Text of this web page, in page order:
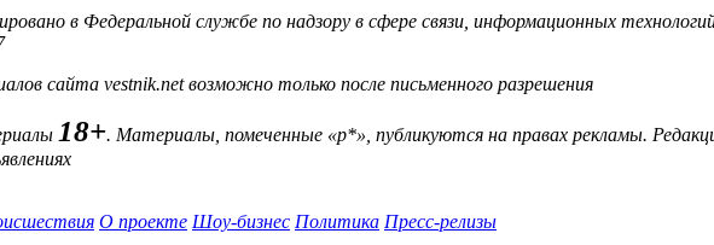
в Федеральной службе по надзору в сфере связи, информационных
сайта vestnik.net возможно только после письменного разрешения
18+. Материалы, помеченные «р*», публикуются на правах рекламы.
О проекте Шоу-бизнес Политика Пресс-релизы